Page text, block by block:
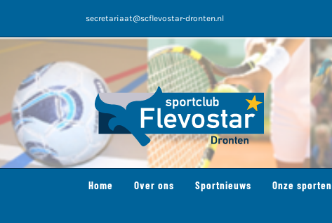
inhoud
secretariaat@scflevostar-dronten.nl
Home Over ons Sportnieuws Onze sporten